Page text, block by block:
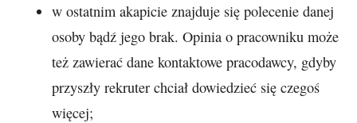
w ostatnim akapicie znajduje się polecenie danej
osoby bądź jego brak. Opinia o pracowniku może
też zawierać dane kontaktowe pracodawcy, gdyby
przyszły rekruter chciał dowiedzieć się czegoś
więcej;